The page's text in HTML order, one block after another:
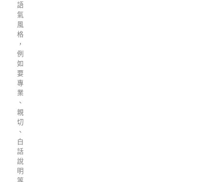
語
氣
風
格
，
例
如
要
專
業
、
親
切
、
白
話
說
明